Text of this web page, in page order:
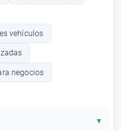
vehículos
negocios